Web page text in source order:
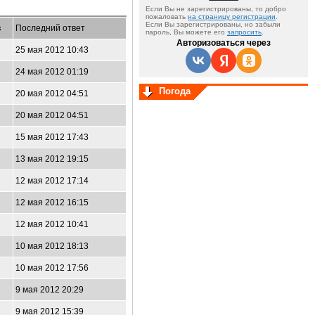
Последний ответ
25 мая 2012 10:43
24 мая 2012 01:19
20 мая 2012 04:51
20 мая 2012 04:51
15 мая 2012 17:43
13 мая 2012 19:15
12 мая 2012 17:14
12 мая 2012 16:15
12 мая 2012 10:41
10 мая 2012 18:13
10 мая 2012 17:56
9 мая 2012 20:29
9 мая 2012 15:39
Если Вы не зарегистрированы, то добро
пожаловать на страницу регистрации
Если Вы зарегистрированы, но забыли
пароль, Вы можете его запросить
Авторизоваться через
Погода